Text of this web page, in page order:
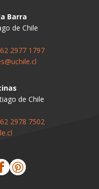
Barra
de Chile
2977 1797
de Chile
2978 7502